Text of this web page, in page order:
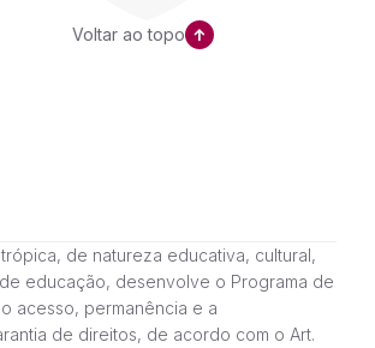
Voltar ao topo
de natureza educativa, cultural,
educação, desenvolve o Programa de
acesso, permanência e a
de direitos, de acordo com o Art.